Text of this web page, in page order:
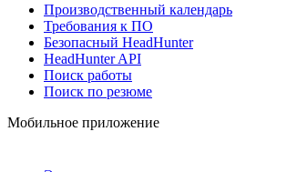
Производственный календарь
Требования к ПО
Безопасный HeadHunter
HeadHunter API
Поиск работы
Поиск по резюме
Мобильное приложение